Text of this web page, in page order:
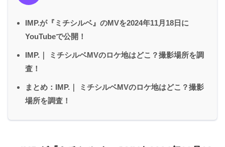
IMP.が『ミチシルベ』のMVを2024年11月18日に
YouTubeで公開！
IMP.｜ ミチシルベMVのロケ地はどこ？撮影場所を調
査！
まとめ：IMP.｜ ミチシルベMVのロケ地はどこ？撮影
場所を調査！